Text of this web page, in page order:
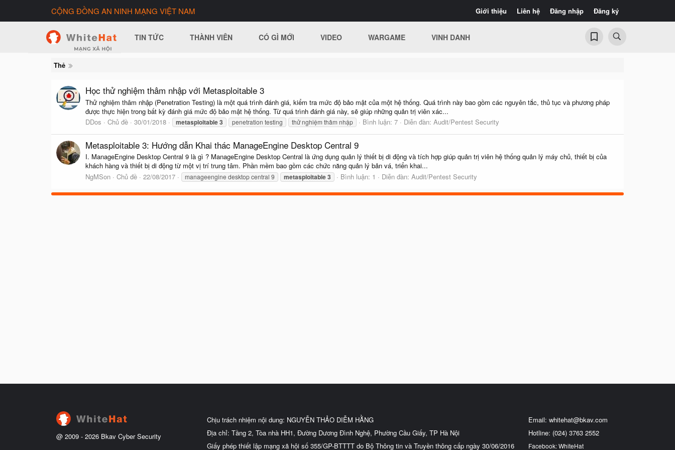
Giới thiệu Liên hệ Đăng nhập Đăng ký
CỘNG ĐỒNG AN NINH MẠNG VIỆT NAM
TIN TỨC THÀNH VIÊN CÓ GÌ MỚI VIDEO WARGAME VINH DANH
Thẻ
Học thử nghiệm thâm nhập với Metasploitable 3
Thử nghiệm thâm nhập (Penetration Testing) là một quá trình đánh giá, kiểm tra mức độ bảo mật của một hệ thống. Quá trình này bao gồm các nguyên tắc, thủ tục và phương pháp
được thực hiện trong bất kỳ đánh giá mức độ bảo mật hệ thống. Từ quá trình đánh giá này, sẽ giúp những quản trị viên xác...
DDos
Chủ đề 30/01/2018 metasploitable3 penetration testing thử nghiệm thâm nhập Bình luận: 7 Diễn đàn: Audit/Pentest Security
Metasploitable 3: Hướng dẫn Khai thác ManageEngine Desktop Central 9
I. ManageEngine Desktop Central 9 là gì ? ManageEngine Desktop Central là ứng dụng quản lý thiết bị di động và tích hợp giúp quản trị viên hệ thống quản lý máy chủ, thiết bị của
khách hàng và thiết bị di động từ một vị trí trung tâm. Phần mềm bao gồm các chức năng quản lý bản vá, triển khai...
NgMSon
Chủ đề 22/08/2017 manageengine desktop central 9 metasploitable3 Bình luận: 1 Diễn đàn: Audit/Pentest Security
@ 2009 - 2026 Bkav Cyber Security
Chịu trách nhiệm nội dung: NGUYỄN THẢO DIỄM HẰNG
Địa chỉ: Tầng 2, Tòa nhà HH1, Đường Dương Đình Nghệ, Phường Cầu Giấy, TP Hà Nội
Giấy phép thiết lập mạng xã hội số 355/GP-BTTTT do Bộ Thông tin và Truyền thông cấp ngày 30/06/2016
Email: whitehat@bkav.com
Hotline: (024) 3763 2552
Facebook: WhiteHat